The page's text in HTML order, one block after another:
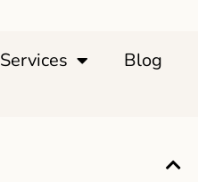
Services Blog